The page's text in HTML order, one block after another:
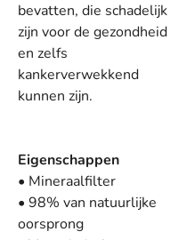
bevatten, die schadelijk
zijn voor de gezondheid
en zelfs
kankerverwekkend
kunnen zijn.
Eigenschappen
• Mineraalfilter
• 98% van natuurlijke
oorsprong